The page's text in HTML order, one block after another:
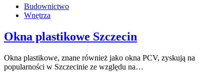
Budownictwo
Wnętrza
Okna plastikowe Szczecin
Okna plastikowe, znane również jako okna PCV, zyskują na
popularności w Szczecinie ze względu na…